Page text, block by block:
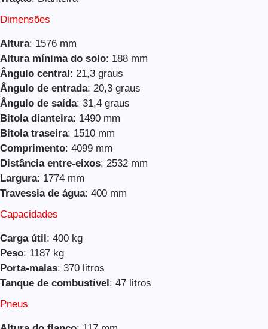
Dimensões
Altura: 1576 mm
Altura mínima do solo: 188 mm
Ângulo central: 21,3 graus
Ângulo de entrada: 20,3 graus
Ângulo de saída: 31,4 graus
Bitola dianteira: 1490 mm
Bitola traseira: 1510 mm
Comprimento: 4099 mm
Distância entre-eixos: 2532 mm
Largura: 1774 mm
Travessia de água: 400 mm
Capacidades
Carga útil: 400 kg
Peso: 1187 kg
Porta-malas: 370 litros
Tanque de combustível: 47 litros
Pneus